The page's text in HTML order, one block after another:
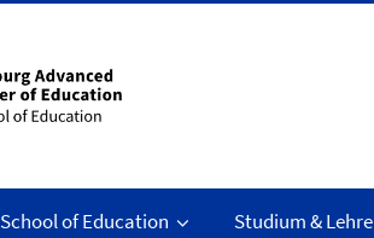
School of Education Studium & Lehre